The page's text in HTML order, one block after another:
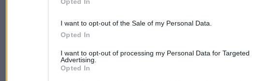
I want to opt-out of the Sale of my Personal Data.
Opted In
I want to opt-out of processing my Personal Data for Targeted
Advertising.
Opted In